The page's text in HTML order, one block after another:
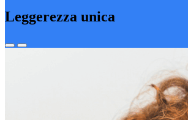
Leggerezza unica